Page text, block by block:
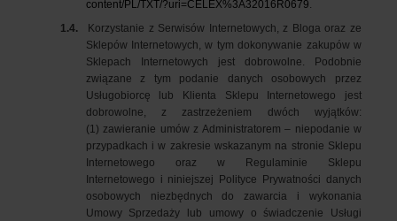
content/PL/TXT/?uri=CELEX%3A32016R0679.
1.4.
Korzystanie z Serwisów Internetowych, z Bloga oraz ze
Sklepów Internetowych, w tym dokonywanie zakupów w
Sklepach Internetowych jest dobrowolne. Podobnie
związane z tym podanie danych osobowych przez
Usługobiorcę lub Klienta Sklepu Internetowego jest
dobrowolne, z zastrzeżeniem dwóch wyjątków:
(1) zawieranie umów z Administratorem – niepodanie w
przypadkach i w zakresie wskazanym na stronie Sklepu
Internetowego oraz w Regulaminie Sklepu
Internetowego i niniejszej Polityce Prywatności danych
osobowych niezbędnych do zawarcia i wykonania
Umowy Sprzedaży lub umowy o świadczenie Usługi